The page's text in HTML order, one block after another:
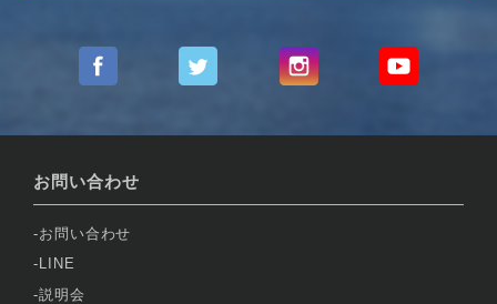
お問い合わせ
お問い合わせ
LINE
説明会